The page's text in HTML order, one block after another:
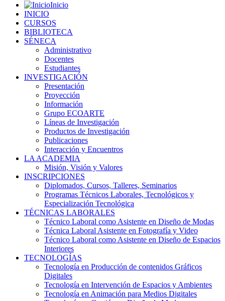
Inicio
INICIO
CURSOS
BIBLIOTECA
SÉNECA
Administrativo
Docentes
Estudiantes
INVESTIGACIÓN
Presentación
Proyección
Información
Grupo ECOARTE
Líneas de Investigación
Productos de Investigación
Publicaciones
Interacción y Encuentros
LA ACADEMIA
Misión, Visión y Valores
INSCRIPCIONES
Diplomados, Cursos, Talleres, Seminarios
Programas Técnicos Laborales, Tecnológicos y
Especialización Tecnológica
TÉCNICAS LABORALES
Técnico Laboral como Asistente en Diseño de Modas
Técnica Laboral Asistente en Fotografía y Video
Técnico Laboral como Asistente en Diseño de Espacios
Interiores
TECNOLOGÍAS
Tecnología en Producción de contenidos Gráficos
Digitales
Tecnología en Intervención de Espacios y Ambientes
Tecnología en Animación para Medios Digitales